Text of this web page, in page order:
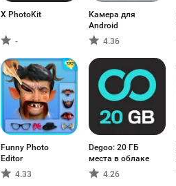
X PhotoKit
-
Камера для
Android
4.36
Funny Photo
Editor
4.33
Degoo: 20 ГБ
места в облаке
4.26